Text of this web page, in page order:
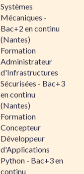
Systèmes
Mécaniques -
Bac+2 en continu
(Nantes)
Formation
Administrateur
d'Infrastructures
Sécurisées - Bac+3
en continu
(Nantes)
Formation
Concepteur
Développeur
d'Applications
Python - Bac+3 en
continu